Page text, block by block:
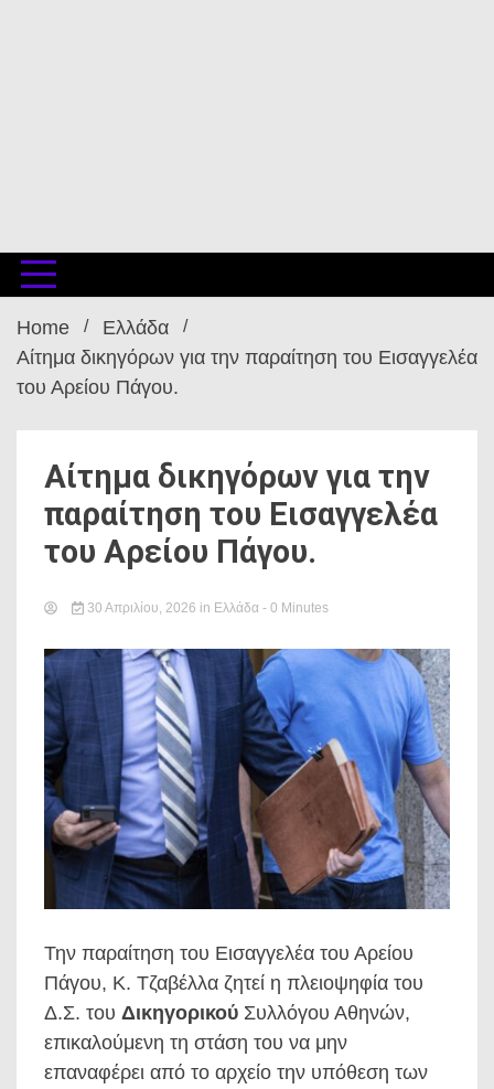
Home
Ελλάδα
Αίτημα δικηγόρων για την παραίτηση του Εισαγγελέα
του Αρείου Πάγου.
Αίτημα δικηγόρων για την
παραίτηση του Εισαγγελέα
του Αρείου Πάγου.
30 Απριλίου, 2026 in Ελλάδα - 0 Minutes
Την παραίτηση του Εισαγγελέα του Αρείου
Πάγου, Κ. Τζαβέλλα ζητεί η πλειοψηφία του
Δ.Σ. του Δικηγορικού Συλλόγου Αθηνών,
επικαλούμενη τη στάση του να μην
επαναφέρει από το αρχείο την υπόθεση των